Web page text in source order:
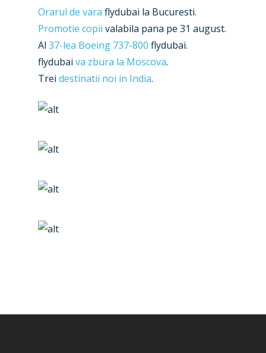
Orarul de vara flydubai la Bucuresti.
Promotie copii valabila pana pe 31 august.
Al 37-lea Boeing 737-800 flydubai.
flydubai va zbura la Moscova.
Trei destinatii noi in India.
Paris 2019